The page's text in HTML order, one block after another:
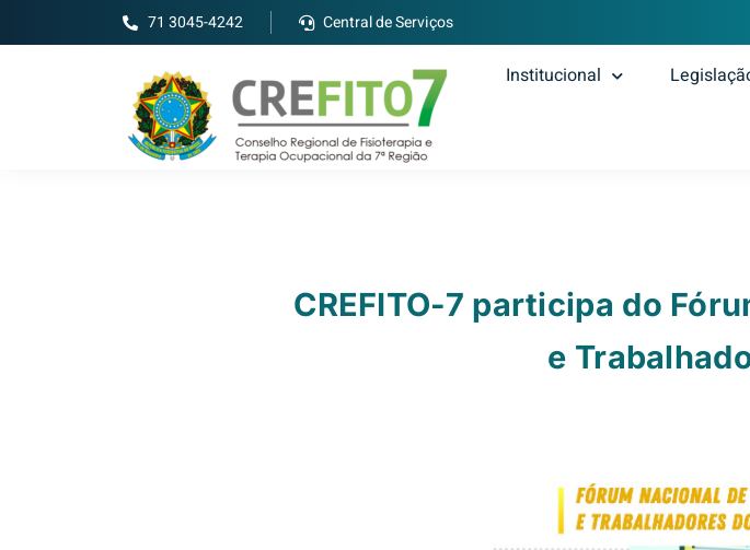
71 3045-4242 Central de Serviços
Institucional
CREFITO-7 participa do
e